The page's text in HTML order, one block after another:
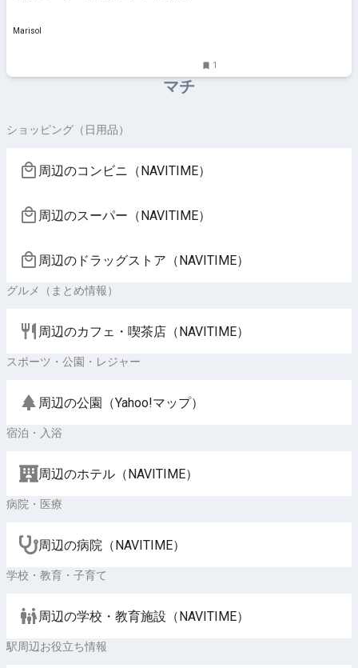
Marisol
1
マチ
ショッピング（日用品）
周辺のコンビニ（NAVITIME）
周辺のスーパー（NAVITIME）
周辺のドラッグストア（NAVITIME）
グルメ（まとめ情報）
周辺のカフェ・喫茶店（NAVITIME）
スポーツ・公園・レジャー
周辺の公園（Yahoo!マップ）
宿泊・入浴
周辺のホテル（NAVITIME）
病院・医療
周辺の病院（NAVITIME）
学校・教育・子育て
周辺の学校・教育施設（NAVITIME）
駅周辺お役立ち情報